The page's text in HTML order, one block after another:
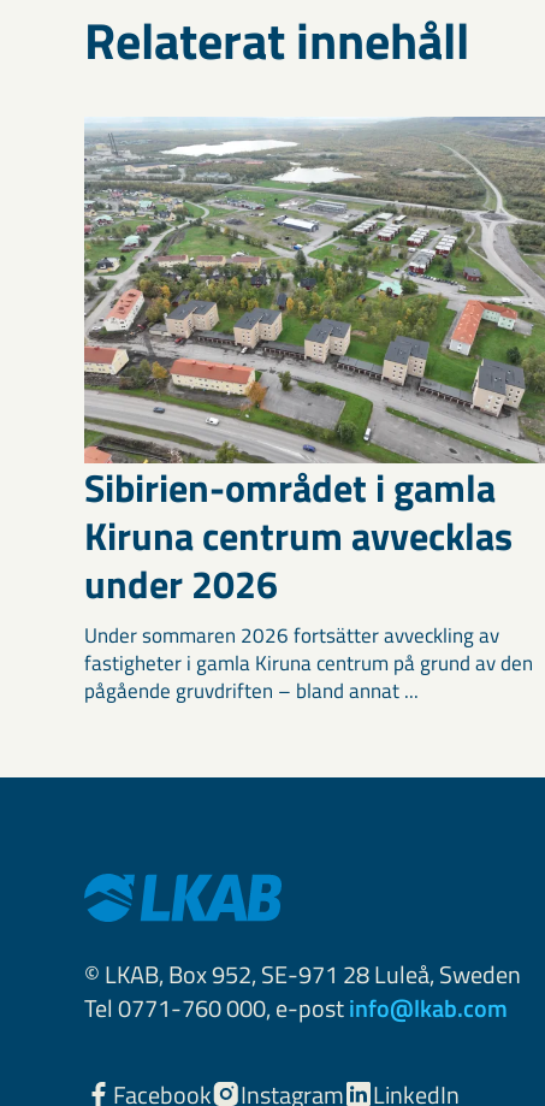
Relaterat innehåll
Sibirien-området i gamla
Kiruna centrum avvecklas
under 2026
Under sommaren 2026 fortsätter avveckling av
fastigheter i gamla Kiruna centrum på grund av den
pågående gruvdriften – bland annat ...
© LKAB, Box 952, SE-971 28 Luleå, Sweden
Tel 0771-760 000, e-postinfo@lkab.com
Facebook Instagram LinkedIn